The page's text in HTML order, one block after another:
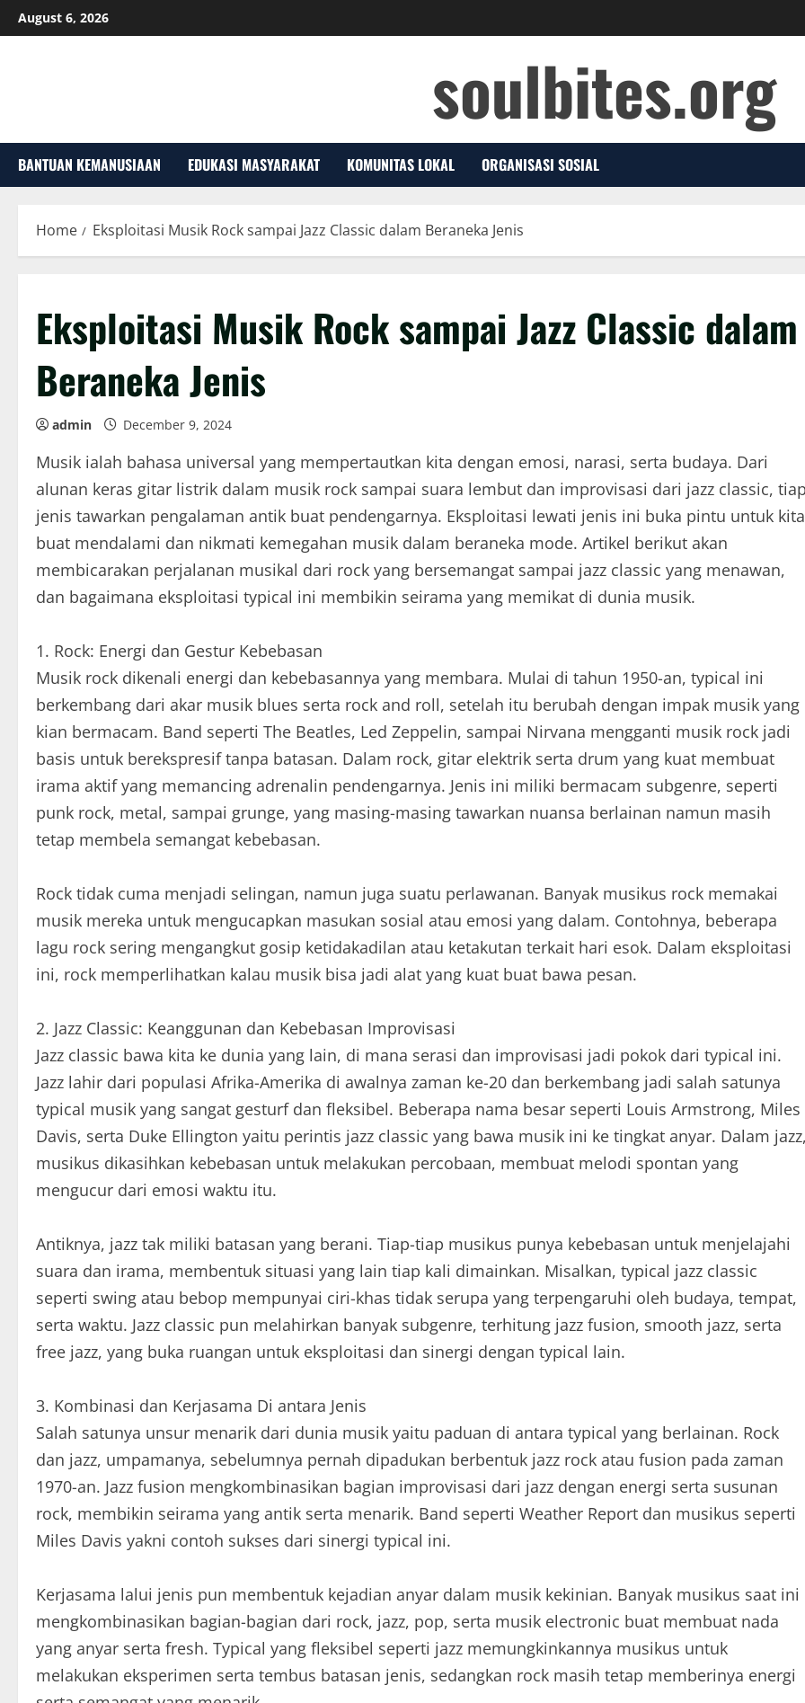
Skip
to
August 6, 2026
soulbites.org
BANTUAN KEMANUSIAAN EDUKASI MASYARAKAT KOMUNITAS LOKAL ORGANISASI SOSIAL
Home Eksploitasi Musik Rock sampai Jazz Classic dalam Beraneka Jenis
Eksploitasi Musik Rock sampai Jazz Classic dalam
Beraneka Jenis
admin December 9, 2024
Musik ialah bahasa universal yang mempertautkan kita dengan emosi, narasi, serta budaya. Dari
alunan keras gitar listrik dalam musik rock sampai suara lembut dan improvisasi dari jazz classic,
jenis tawarkan pengalaman antik buat pendengarnya. Eksploitasi lewati jenis ini buka pintu untuk kita
buat mendalami dan nikmati kemegahan musik dalam beraneka mode. Artikel berikut akan
membicarakan perjalanan musikal dari rock yang bersemangat sampai jazz classic yang menawan,
dan bagaimana eksploitasi typical ini membikin seirama yang memikat di dunia musik.
1. Rock: Energi dan Gestur Kebebasan
Musik rock dikenali energi dan kebebasannya yang membara. Mulai di tahun 1950-an, typical ini
berkembang dari akar musik blues serta rock and roll, setelah itu berubah dengan impak musik yang
kian bermacam. Band seperti The Beatles, Led Zeppelin, sampai Nirvana mengganti musik rock jadi
basis untuk berekspresif tanpa batasan. Dalam rock, gitar elektrik serta drum yang kuat membuat
irama aktif yang memancing adrenalin pendengarnya. Jenis ini miliki bermacam subgenre, seperti
punk rock, metal, sampai grunge, yang masing-masing tawarkan nuansa berlainan namun masih
tetap membela semangat kebebasan.
Rock tidak cuma menjadi selingan, namun juga suatu perlawanan. Banyak musikus rock memakai
musik mereka untuk mengucapkan masukan sosial atau emosi yang dalam. Contohnya, beberapa
lagu rock sering mengangkut gosip ketidakadilan atau ketakutan terkait hari esok. Dalam eksploitasi
ini, rock memperlihatkan kalau musik bisa jadi alat yang kuat buat bawa pesan.
2. Jazz Classic: Keanggunan dan Kebebasan Improvisasi
Jazz classic bawa kita ke dunia yang lain, di mana serasi dan improvisasi jadi pokok dari typical ini.
Jazz lahir dari populasi Afrika-Amerika di awalnya zaman ke-20 dan berkembang jadi salah satunya
typical musik yang sangat gesturf dan fleksibel. Beberapa nama besar seperti Louis Armstrong, Miles
Davis, serta Duke Ellington yaitu perintis jazz classic yang bawa musik ini ke tingkat anyar. Dalam
musikus dikasihkan kebebasan untuk melakukan percobaan, membuat melodi spontan yang
mengucur dari emosi waktu itu.
Antiknya, jazz tak miliki batasan yang berani. Tiap-tiap musikus punya kebebasan untuk menjelajahi
suara dan irama, membentuk situasi yang lain tiap kali dimainkan. Misalkan, typical jazz classic
seperti swing atau bebop mempunyai ciri-khas tidak serupa yang terpengaruhi oleh budaya, tempat,
serta waktu. Jazz classic pun melahirkan banyak subgenre, terhitung jazz fusion, smooth jazz, serta
free jazz, yang buka ruangan untuk eksploitasi dan sinergi dengan typical lain.
3. Kombinasi dan Kerjasama Di antara Jenis
Salah satunya unsur menarik dari dunia musik yaitu paduan di antara typical yang berlainan. Rock
dan jazz, umpamanya, sebelumnya pernah dipadukan berbentuk jazz rock atau fusion pada zaman
1970-an. Jazz fusion mengkombinasikan bagian improvisasi dari jazz dengan energi serta susunan
rock, membikin seirama yang antik serta menarik. Band seperti Weather Report dan musikus seperti
Miles Davis yakni contoh sukses dari sinergi typical ini.
Kerjasama lalui jenis pun membentuk kejadian anyar dalam musik kekinian. Banyak musikus saat ini
mengkombinasikan bagian-bagian dari rock, jazz, pop, serta musik electronic buat membuat nada
yang anyar serta fresh. Typical yang fleksibel seperti jazz memungkinkannya musikus untuk
melakukan eksperimen serta tembus batasan jenis, sedangkan rock masih tetap memberinya energi